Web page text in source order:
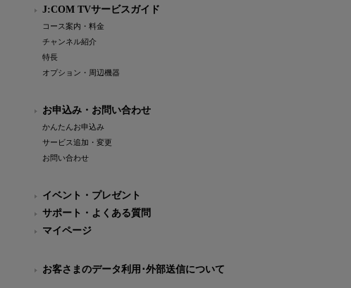
J:COM TVサービスガイド
コース案内・料金
チャンネル紹介
特長
オプション・周辺機器
お申込み・お問い合わせ
かんたんお申込み
サービス追加・変更
お問い合わせ
イベント・プレゼント
サポート・よくある質問
マイページ
お客さまのデータ利用･外部送信について